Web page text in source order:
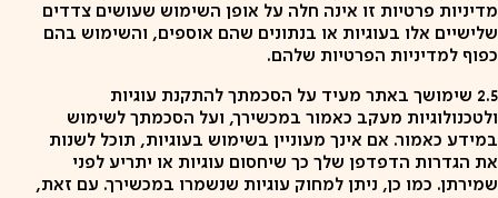
מדיניות פרטיות זו אינה חלה על אופן השימוש שעושים צדדים
שלישיים אלו בעוגיות או בנתונים שהם אוספים, והשימוש בהם
כפוף למדיניות הפרטיות שלהם.
2.5 שימושך באתר מעיד על הסכמתך להתקנת עוגיות
ולטכנולוגיות מעקב כאמור במכשירך, ועל הסכמתך לשימוש
במידע כאמור. אם אינך מעוניין בשימוש בעוגיות, תוכל לשנות
את הגדרות הדפדפן שלך כך שיחסום עוגיות או יתריע לפני
שמירתן. כמו כן, ניתן למחוק עוגיות שנשמרו במכשירך. עם זאת,